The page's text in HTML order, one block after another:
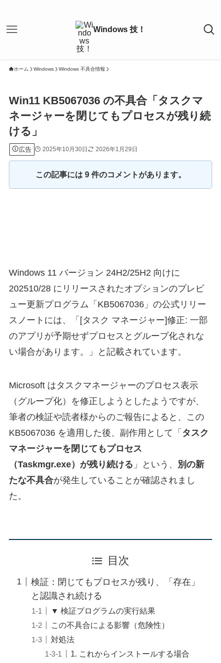
ホーム Windows Windows 不具合情報
Win11 KB5067036 の不具合「タスクマ
ネージャーを閉じてもプロセスが残り続
ける」
広告 2025年10月30日 2026年1月29日
この記事には 9 件のコメントがあります。
Windows 11 バージョン 24H2/25H2 向けに
202510/28 にリリースされたオプションのプレビ
ュー更新プログラム「KB5067036」の公式リリー
スノートには、「[タスク マネージャー]修正: 一部
のアプリが予期せずプロセスとグループ化されな
い場合があります。」と記載されています。
Microsoft はタスクマネージャーのプロセス表示
（グループ化）を修正しようとしたようですが、
筆者の検証や読者様からのご報告によると、この
KB5067036 を適用した後、副作用として「 タスク
マネージャーを閉じてもプロセス
（Taskmgr.exe）が残り続ける 」という、
別の新
たな不具合が発生していることが確認されまし
た。
目次
検証：閉じてもプロセスが残り、「存在」
と認識され続ける
▼ 検証プログラムの実行結果
この不具合による影響（危険性）
対処法
1. これからインストールする場合